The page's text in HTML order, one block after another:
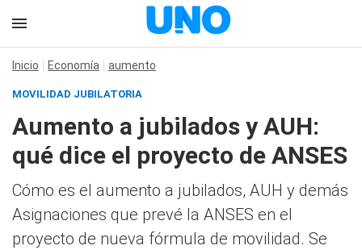
Inicio Economía aumento
MOVILIDAD JUBILATORIA
Aumento a jubilados y AUH:
qué dice el proyecto de ANSES
Cómo es el aumento a jubilados, AUH y demás
Asignaciones que prevé la ANSES en el
proyecto de nueva fórmula de movilidad. Se